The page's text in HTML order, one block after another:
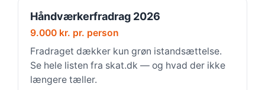
Håndværkerfradrag 2026
9.000 kr. pr. person
Fradraget dækker kun grøn istandsættelse.
Se hele listen fra skat.dk — og hvad der ikke
længere tæller.